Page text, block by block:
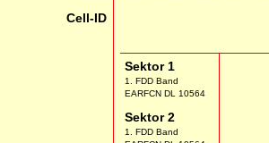
Cell-ID
Sektor 1
1. FDD Band
EARFCN DL 10564
Sektor 2
1. FDD Band